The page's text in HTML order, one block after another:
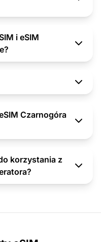
i eSIM
Czarnogóra
korzystania z